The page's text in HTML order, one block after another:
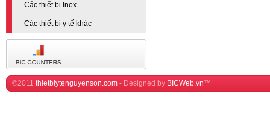
Các thiết bị Inox
Các thiết bị y tế khác
©2011 thietbiytenguyenson.com - Designed by BICWeb.vn™